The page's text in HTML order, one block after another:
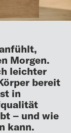
Morgen.
leichter
bereit
in
– und wie
kann.